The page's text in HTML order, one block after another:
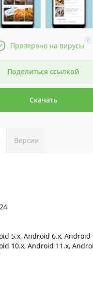
Проверено на вирусы
?
Поделиться ссылкой
Скачать
Версии
5.x, Android 6.x, Android
10.x, Android 11.x,